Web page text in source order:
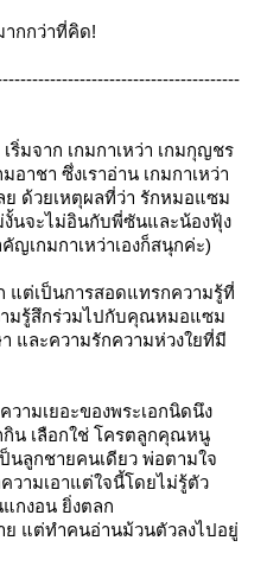
กกว่าที่คิด!
ริ่มจาก เกมกาเหว่า เกมกุญชร
อาชา ซึ่งเราอ่าน เกมกาเหว่า
ด้วยเหตุผลที่ว่า รักหมอแซม
งั้นจะไม่อินกับพี่ซันและน้องฟุ้ง
ญเกมกาเหว่าเองก็สนุกค่ะ)
แต่เป็นการสอดแทรกความรู้ที่
ามรู้สึกร่วมไปกับคุณหมอแซม
และความรักความห่วงใยที่มี
ามเยอะของพระเอกนิดนึง
กิน เลือกใช่ โครตลูกคุณหนู
นลูกชายคนเดียว พ่อตามใจ
ามเอาแต่ใจนี้โดยไม่รู้ตัว
กงอน ยิ่งตลก
แต่ทำคนอ่านม้วนตัวลงไปอยู่